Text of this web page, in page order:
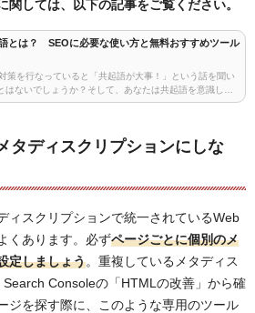
関しては、以下の記事をご覧ください。
とは？ SEOに必要な使い方と無料おすすめツール
策を行なっていると「共起語が大事！」という話を聞い
はないでしょうか？そして、あなたは共起語を意識して
ンツを書けていますか？実際に弊社施策でも共起語を意
タディスクリプションにしな
ィスクリプションで統一されているWeb
くあります。必ずページごとに個別のメ
定しましょう。重複しているメタディス
Consoleの「HTMLの改善」から確
ジを探す際に、このような専用のツール